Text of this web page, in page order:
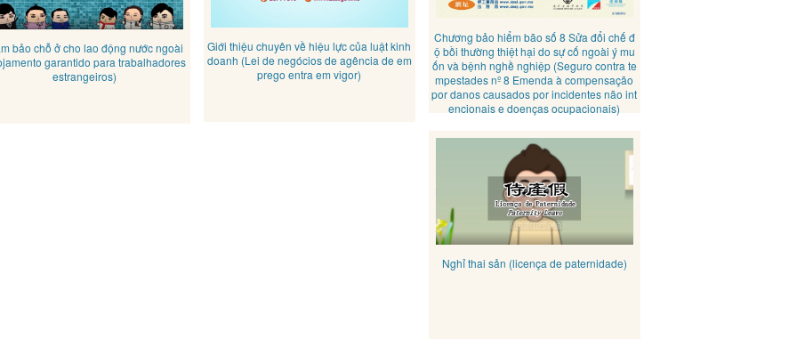
bảo chỗ ở cho lao động nước ngoài
garantido para trabalhadores
estrangeiros)
Giới thiệu chuyên về hiệu lực của luật kinh
doanh (Lei de negócios de agência de em
prego entra em vigor)
Chương bảo hiểm bão số 8 Sửa đổi chế đ
ộ bồi thường thiệt hại do sự cố ngoài ý mu
ốn và bệnh nghề nghiệp (Seguro contra te
mpestades nº 8 Emenda à compensação
por danos causados ​​por incidentes não int
encionais e doenças ocupacionais)
Nghỉ thai sản (licença de paternidade)